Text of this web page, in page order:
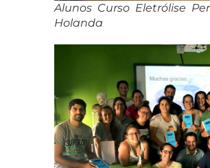
Alunos Curso Eletrólise
Holanda